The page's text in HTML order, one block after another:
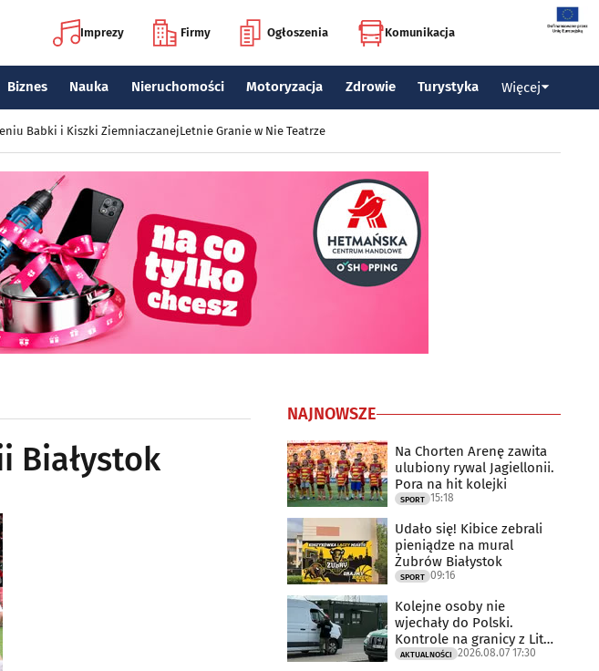
Imprezy Firmy Ogłoszenia Komunikacja
Biznes Nauka Nieruchomości Motoryzacja Zdrowie Turystyka Więcej
Babki i Kiszki ZiemniaczanejLetnie Granie w Nie Teatrze
Białystok
NAJNOWSZE
Na Chorten Arenę zawita
ulubiony rywal Jagiellonii.
Pora na hit kolejki
SPORT 15:18
Udało się! Kibice zebrali
pieniądze na mural
Żubrów Białystok
SPORT 09:16
Kolejne osoby nie
wjechały do Polski.
Kontrole na granicy z Litwą
trwają
AKTUALNOŚCI 2026.08.07 17:30